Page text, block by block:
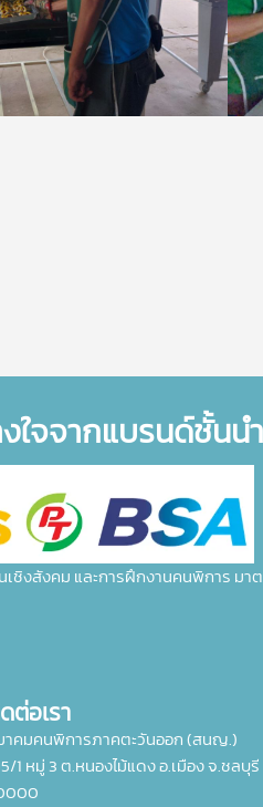
ใจจากแบรนด์ชั้นน
ชิงสังคม และการฝึกงานคนพิการ ม
ต่อเรา
าคมคนพิการภาคตะวันออก (สนญ.)
1 หมู่ 3 ต.หนองไม้แดง อ.เมือง จ.ชลบุรี